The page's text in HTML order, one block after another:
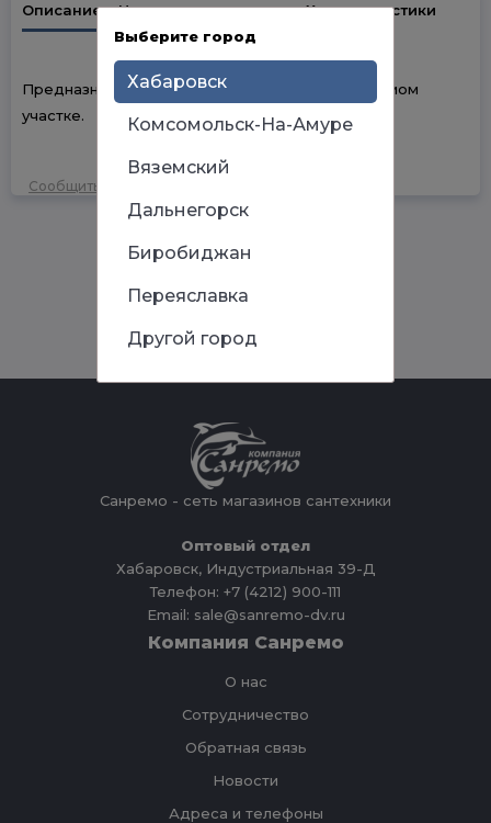
Описание Наличие в магазинах Характеристики
Предназначен для отвода дыма и газов на прямом
участке.
Сообщить об ошибке
Санремо - сеть магазинов сантехники
Оптовый отдел
Хабаровск, Индустриальная 39-Д
Телефон: +7 (4212) 900-111
Email: sale@sanremo-dv.ru
Компания Санремо
О нас
Сотрудничество
Обратная связь
Новости
Адреса и телефоны
Выберите город
Хабаровск
Комсомольск-На-Амуре
Вяземский
Дальнегорск
Биробиджан
Переяславка
Другой город